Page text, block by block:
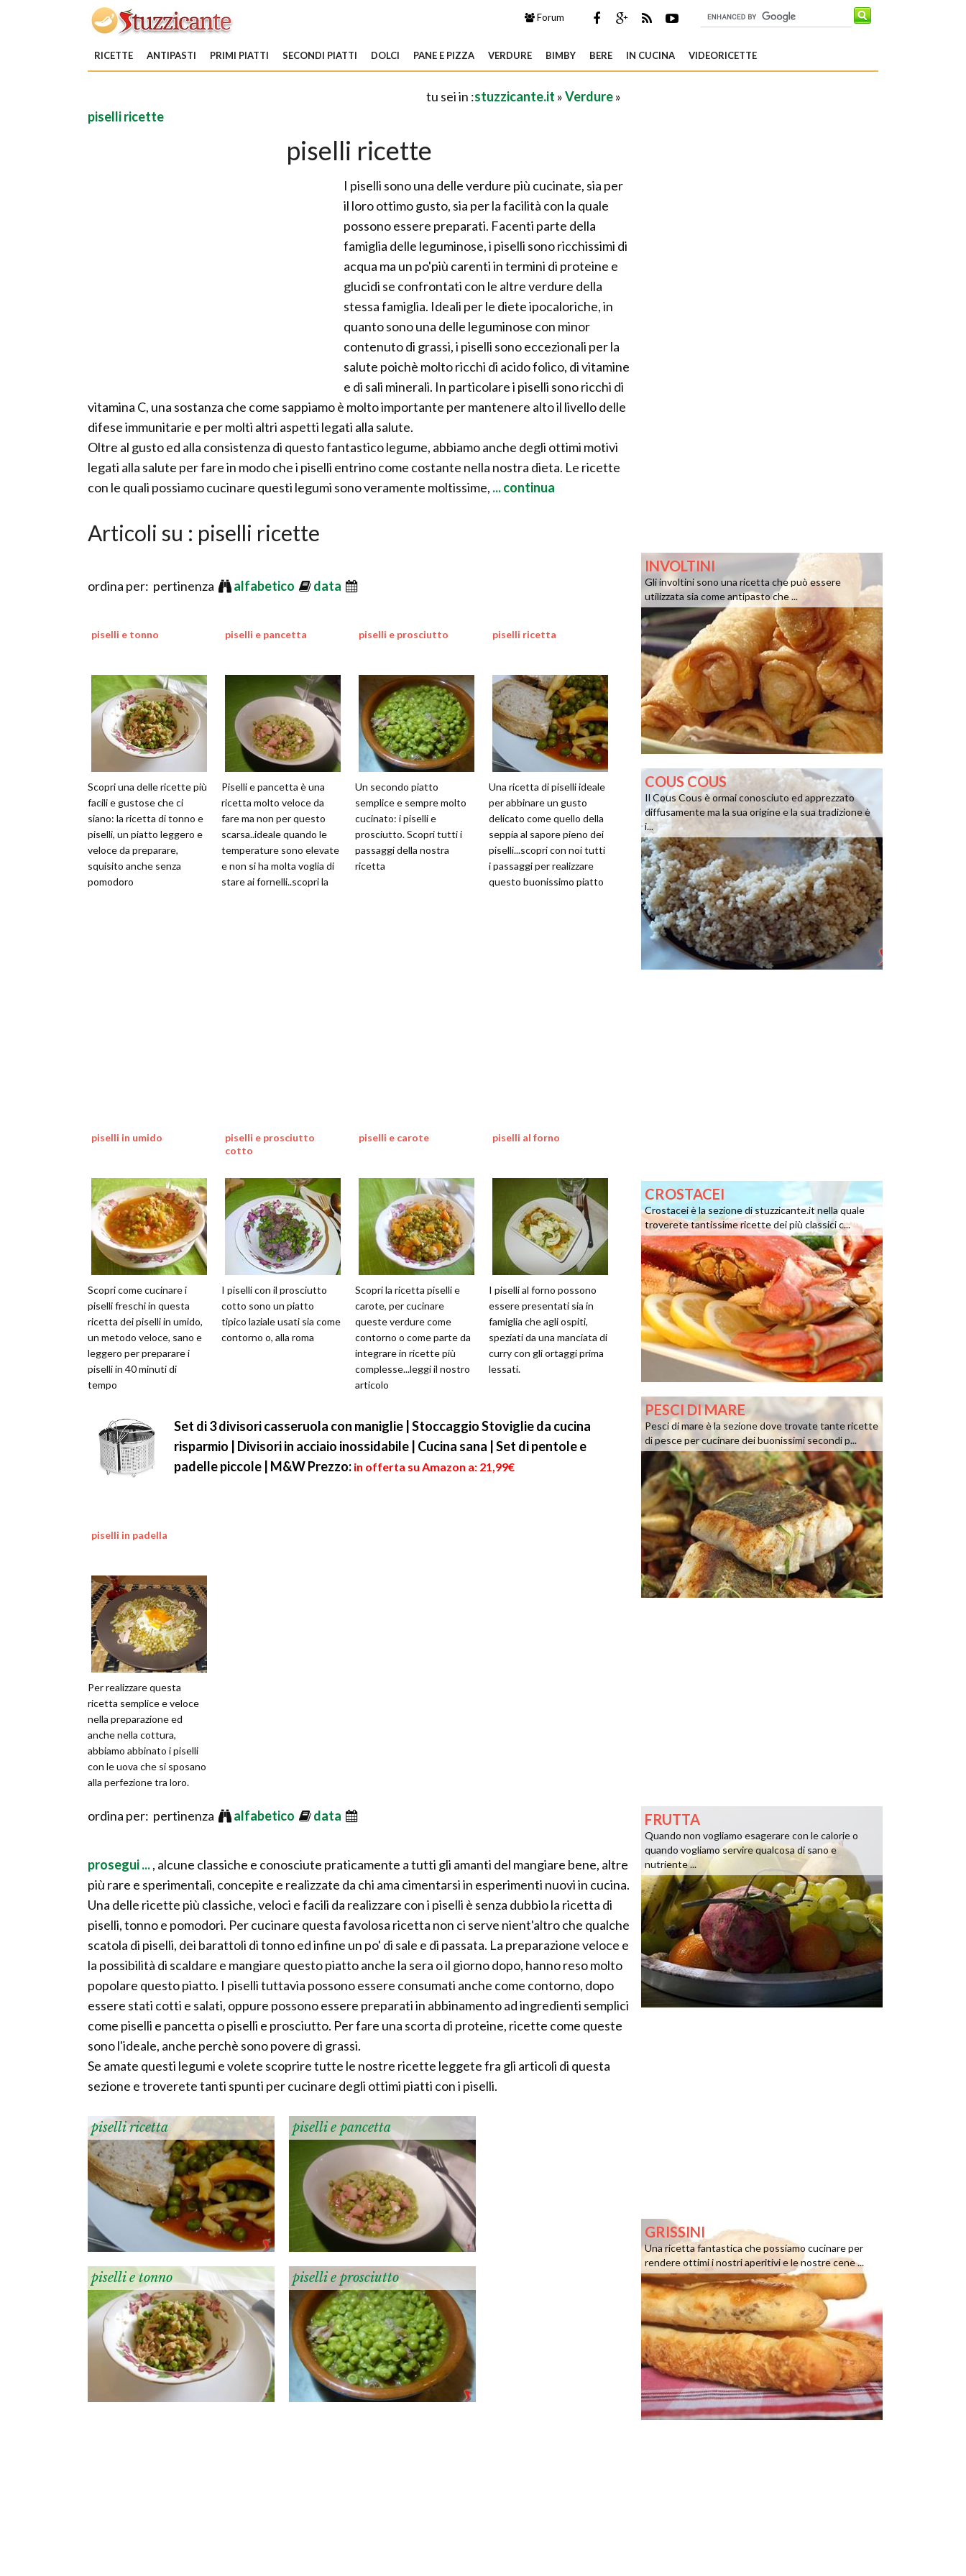
Forum
RICETTE ANTIPASTI PRIMI PIATTI SECONDI PIATTI DOLCI PANE E PIZZA VERDURE BIMBY BERE IN CUCINA VIDEORICETTE
tu sei in :stuzzicante.it »Verdure»
piselli ricette
piselli ricette
I piselli sono una delle verdure più cucinate, sia per
il loro ottimo gusto, sia per la facilità con la quale
possono essere preparati. Facenti parte della
famiglia delle leguminose, i piselli sono ricchissimi di
acqua ma un po'più carenti in termini di proteine e
glucidi se confrontati con le altre verdure della
stessa famiglia. Ideali per le diete ipocaloriche, in
quanto sono una delle leguminose con minor
contenuto di grassi, i piselli sono eccezionali per la
salute poichè molto ricchi di acido folico, di vitamine
e di sali minerali. In particolare i piselli sono ricchi di
vitamina C, una sostanza che come sappiamo è molto importante per mantenere alto il livello delle
difese immunitarie e per molti altri aspetti legati alla salute.
Oltre al gusto ed alla consistenza di questo fantastico legume, abbiamo anche degli ottimi motivi
legati alla salute per fare in modo che i piselli entrino come costante nella nostra dieta. Le ricette
con le quali possiamo cucinare questi legumi sono veramente moltissime, ... continua
Articoli su : piselli ricette
ordina per: pertinenza alfabetico data
piselli e tonno
Scopri una delle ricette più
facili e gustose che ci
siano: la ricetta di tonno e
piselli, un piatto leggero e
veloce da preparare,
squisito anche senza
pomodoro
piselli e pancetta
Piselli e pancetta è una
ricetta molto veloce da
fare ma non per questo
scarsa..ideale quando le
temperature sono elevate
e non si ha molta voglia di
stare ai fornelli..scopri la
piselli e prosciutto
Un secondo piatto
semplice e sempre molto
cucinato: i piselli e
prosciutto. Scopri tutti i
passaggi della nostra
ricetta
piselli ricetta
Una ricetta di piselli ideale
per abbinare un gusto
delicato come quello della
seppia al sapore pieno dei
piselli...scopri con noi tutti
i passaggi per realizzare
questo buonissimo piatto
piselli in umido
Scopri come cucinare i
piselli freschi in questa
ricetta dei piselli in umido,
un metodo veloce, sano e
leggero per preparare i
piselli in 40 minuti di
tempo
piselli e prosciutto
cotto
I piselli con il prosciutto
cotto sono un piatto
tipico laziale usati sia come
contorno o, alla roma
piselli e carote
Scopri la ricetta piselli e
carote, per cucinare
queste verdure come
contorno o come parte da
integrare in ricette più
complesse...leggi il nostro
articolo
piselli al forno
I piselli al forno possono
essere presentati sia in
famiglia che agli ospiti,
speziati da una manciata di
curry con gli ortaggi prima
lessati.
Set di 3 divisori casseruola con maniglie | Stoccaggio Stoviglie da cucina
risparmio | Divisori in acciaio inossidabile | Cucina sana | Set di pentole e
padelle piccole | M&WPrezzo: in offerta su Amazon a: 21,99€
piselli in padella
Per realizzare questa
ricetta semplice e veloce
nella preparazione ed
anche nella cottura,
abbiamo abbinato i piselli
con le uova che si sposano
alla perfezione tra loro.
ordina per: pertinenza alfabetico data
prosegui ..., alcune classiche e conosciute praticamente a tutti gli amanti del mangiare bene, altre
più rare e sperimentali, concepite e realizzate da chi ama cimentarsi in esperimenti nuovi in cucina.
Una delle ricette più classiche, veloci e facili da realizzare con i piselli è senza dubbio la ricetta di
piselli, tonno e pomodori. Per cucinare questa favolosa ricetta non ci serve nient'altro che qualche
scatola di piselli, dei barattoli di tonno ed infine un po' di sale e di passata. La preparazione veloce e
la possibilità di scaldare e mangiare questo piatto anche la sera o il giorno dopo, hanno reso molto
popolare questo piatto. I piselli tuttavia possono essere consumati anche come contorno, dopo
essere stati cotti e salati, oppure possono essere preparati in abbinamento ad ingredienti semplici
come piselli e pancetta o piselli e prosciutto. Per fare una scorta di proteine, ricette come queste
sono l'ideale, anche perchè sono povere di grassi.
Se amate questi legumi e volete scoprire tutte le nostre ricette leggete fra gli articoli di questa
sezione e troverete tanti spunti per cucinare degli ottimi piatti con i piselli.
piselli ricetta piselli e pancetta
piselli e tonno piselli e prosciutto
INVOLTINI
Gli involtini sono una ricetta che può essere
utilizzata sia come antipasto che ...
COUS COUS
Il Cous Cous è ormai conosciuto ed apprezzato
diffusamente ma la sua origine e la sua tradizione è
i...
CROSTACEI
Crostacei è la sezione di stuzzicante.it nella quale
troverete tantissime ricette dei più classici c...
PESCI DI MARE
Pesci di mare è la sezione dove trovate tante ricette
di pesce per cucinare dei buonissimi secondi p...
FRUTTA
Quando non vogliamo esagerare con le calorie o
quando vogliamo servire qualcosa di sano e
nutriente ...
GRISSINI
Una ricetta fantastica che possiamo cucinare per
rendere ottimi i nostri aperitivi e le nostre cene ...